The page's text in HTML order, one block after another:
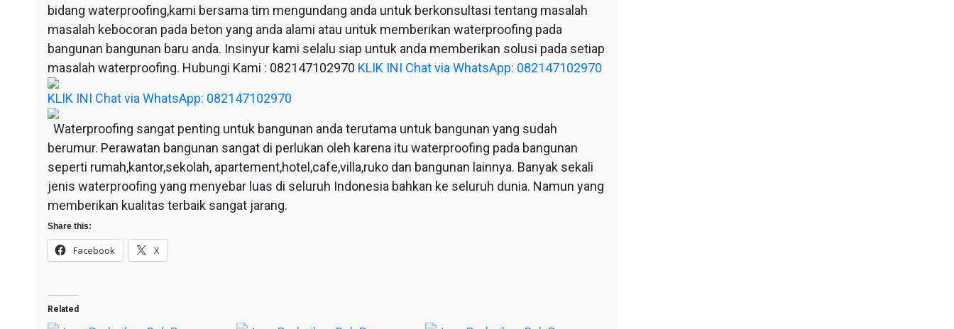
bidang waterproofing,kami bersama tim mengundang anda untuk berkonsultasi tentang masalah
masalah kebocoran pada beton yang anda alami atau untuk memberikan waterproofing pada
bangunan bangunan baru anda. Insinyur kami selalu siap untuk anda memberikan solusi pada setiap
masalah waterproofing. Hubungi Kami : 082147102970 KLIK INI Chat via WhatsApp: 082147102970
KLIK INI Chat via WhatsApp: 082147102970
Waterproofing sangat penting untuk bangunan anda terutama untuk bangunan yang sudah
berumur. Perawatan bangunan sangat di perlukan oleh karena itu waterproofing pada bangunan
seperti rumah,kantor,sekolah, apartement,hotel,cafe,villa,ruko dan bangunan lainnya. Banyak sekali
jenis waterproofing yang menyebar luas di seluruh Indonesia bahkan ke seluruh dunia. Namun yang
memberikan kualitas terbaik sangat jarang.
Share this:
Facebook X
Related